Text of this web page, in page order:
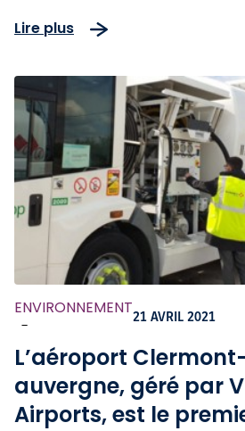
Lire plus
ENVIRONNEMENT
-
21 AVRIL 2021
L’aéroport
auvergne, géré par
Airports, est le